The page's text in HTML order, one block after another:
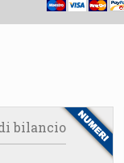
bilancio